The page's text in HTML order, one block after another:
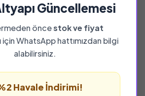
Güncellemesi
öncestok ve fiyat
için WhatsApp hattımızdan bilgi
alabilirsiniz.
Havale İndirimi!